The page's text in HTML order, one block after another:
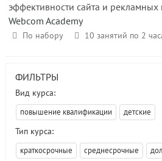
эффективности сайта и
Webcom Academy
По набору 10 занятий по 2
ФИЛЬТРЫ
Вид курса:
повышение квалификации детские
Тип курса:
краткосрочные среднесрочные